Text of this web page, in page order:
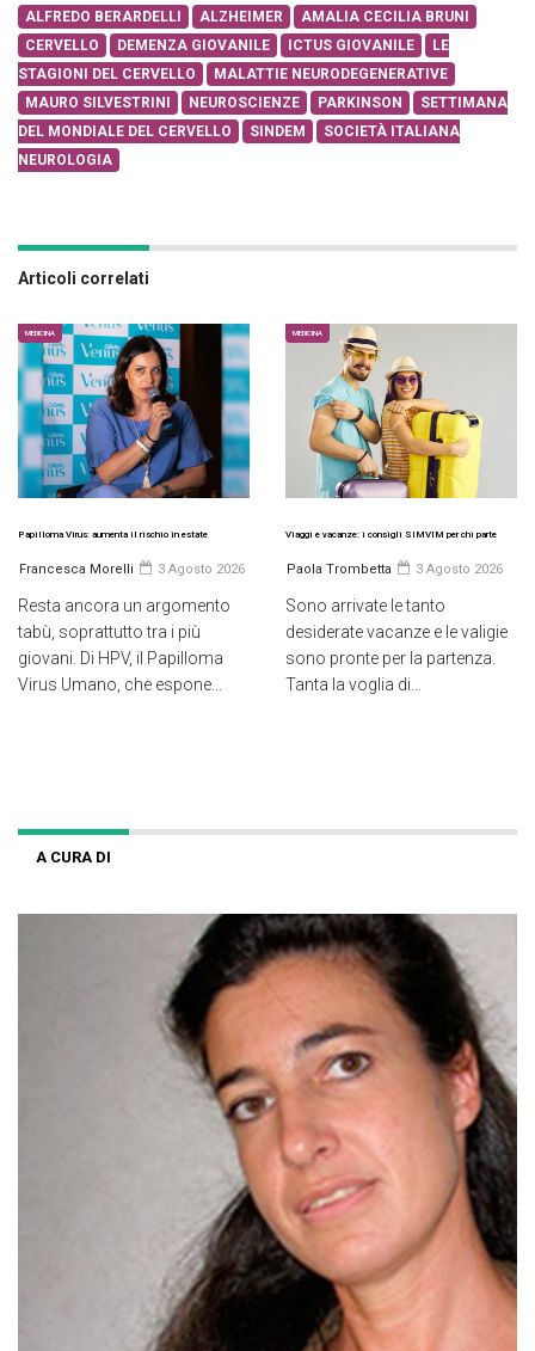
ALFREDO BERARDELLI ALZHEIMER
AMALIA CECILIA BRUNI
CERVELLO
DEMENZA GIOVANILE ICTUS GIOVANILE
LE
STAGIONI DEL CERVELLO
MALATTIE NEURODEGENERATIVE
MAURO SILVESTRINI
NEUROSCIENZE PARKINSON
SETTIMANA
DEL MONDIALE DEL CERVELLO
SINDEM
SOCIETÀ ITALIANA
NEUROLOGIA
Articoli correlati
MEDICINA
Papilloma Virus: aumenta il rischio in estate
Francesca Morelli 3 Agosto 2026
Resta ancora un argomento
tabù, soprattutto tra i più
giovani. Di HPV, il Papilloma
Virus Umano, che espone...
MEDICINA
Viaggi e vacanze: i consigli SIMVIM per chi parte
Paola Trombetta 3 Agosto 2026
Sono arrivate le tanto
desiderate vacanze e le valigie
sono pronte per la partenza.
Tanta la voglia di...
A CURA DI